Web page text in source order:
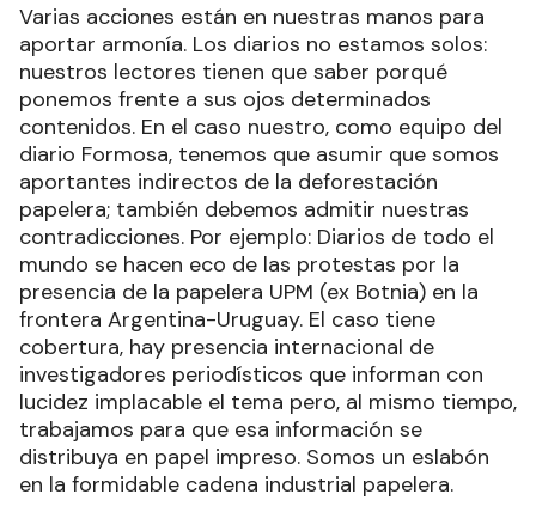
Varias acciones están en nuestras manos para
aportar armonía. Los diarios no estamos solos:
nuestros lectores tienen que saber porqué
ponemos frente a sus ojos determinados
contenidos. En el caso nuestro, como equipo del
diario Formosa, tenemos que asumir que somos
aportantes indirectos de la deforestación
papelera; también debemos admitir nuestras
contradicciones. Por ejemplo: Diarios de todo el
mundo se hacen eco de las protestas por la
presencia de la papelera UPM (ex Botnia) en la
frontera Argentina-Uruguay. El caso tiene
cobertura, hay presencia internacional de
investigadores periodísticos que informan con
lucidez implacable el tema pero, al mismo tiempo,
trabajamos para que esa información se
distribuya en papel impreso. Somos un eslabón
en la formidable cadena industrial papelera.